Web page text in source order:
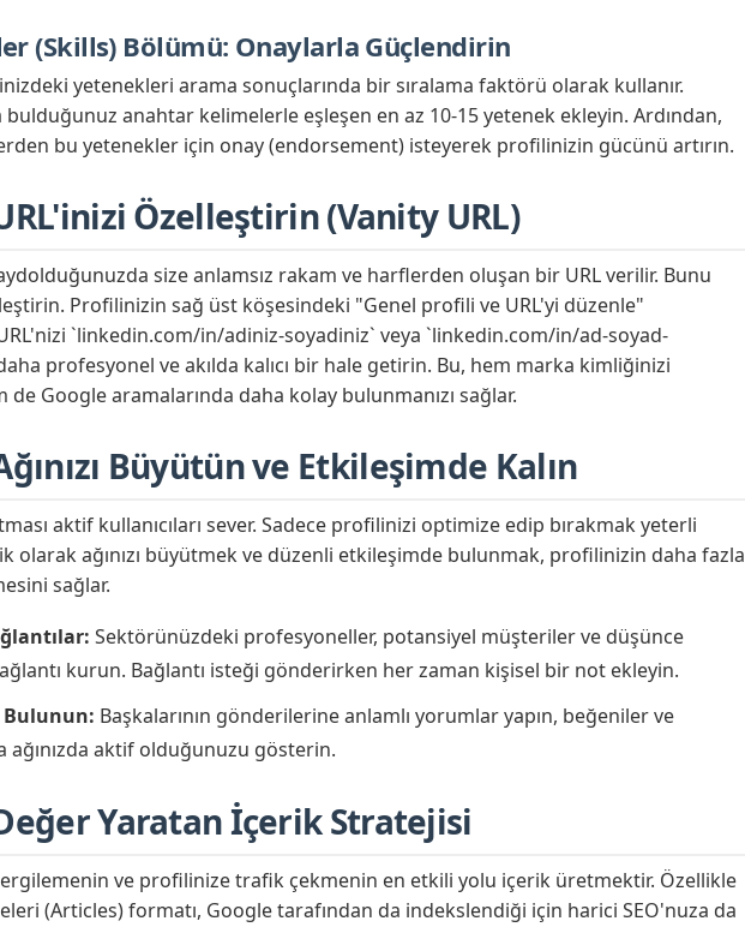
(Skills) Bölümü: Onaylarla Güçlendirin
yetenekleri arama sonuçlarında bir sıralama faktörü olarak kullanır.
bulduğunuz anahtar kelimelerle eşleşen en az 10-15 yetenek ekleyin. Ardından,
bu yetenekler için onay (endorsement) isteyerek profilinizin gücünü artırın.
Özelleştirin (Vanity URL)
size anlamsız rakam ve harflerden oluşan bir URL verilir. Bunu
Profilinizin sağ üst köşesindeki "Genel profili ve URL'yi düzenle"
`linkedin.com/in/adiniz-soyadiniz` veya `linkedin.com/in/ad-soyad-
profesyonel ve akılda kalıcı bir hale getirin. Bu, hem marka kimliğinizi
Google aramalarında daha kolay bulunmanızı sağlar.
Büyütün ve Etkileşimde Kalın
aktif kullanıcıları sever. Sadece profilinizi optimize edip bırakmak yeterli
olarak ağınızı büyütmek ve düzenli etkileşimde bulunmak, profilinizin daha fazla
sağlar.
Sektörünüzdeki profesyoneller, potansiyel müşteriler ve düşünce
kurun. Bağlantı isteği gönderirken her zaman kişisel bir not ekleyin.
Bulunun: Başkalarının gönderilerine anlamlı yorumlar yapın, beğeniler ve
ağınızda aktif olduğunuzu gösterin.
Yaratan İçerik Stratejisi
sergilemenin ve profilinize trafik çekmenin en etkili yolu içerik üretmektir. Özellikle
(Articles) formatı, Google tarafından da indekslendiği için harici SEO'nuza da